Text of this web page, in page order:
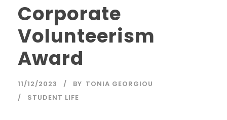
Corporate
Volunteerism
Award
11/12/2023 BY TONIA GEORGIOU
STUDENT LIFE